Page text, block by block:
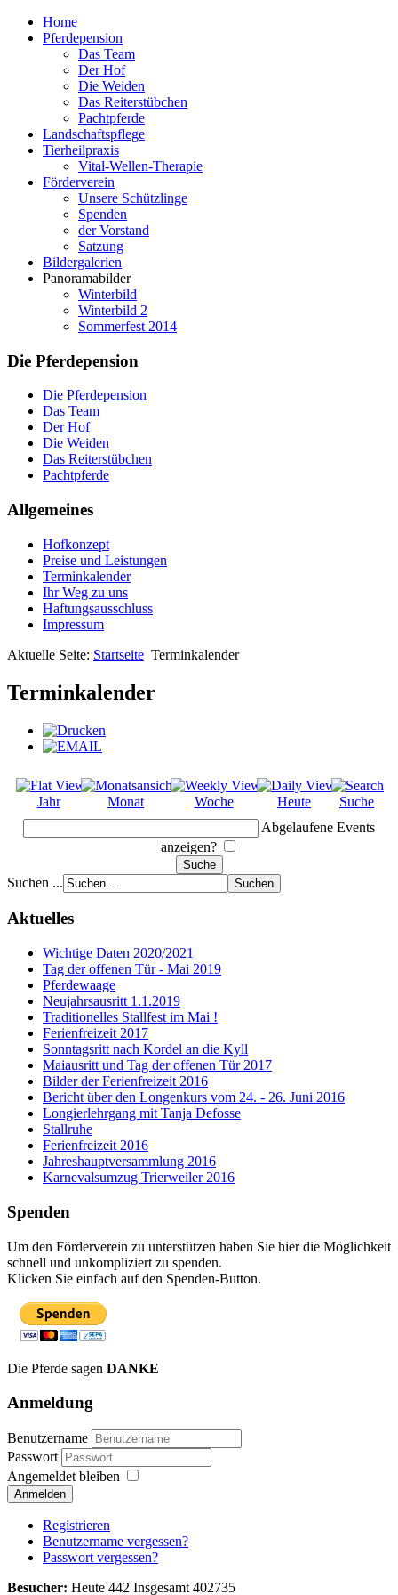
Home
Pferdepension
Das Team
Der Hof
Die Weiden
Das Reiterstübchen
Pachtpferde
Landschaftspflege
Tierheilpraxis
Vital-Wellen-Therapie
Förderverein
Unsere Schützlinge
Spenden
der Vorstand
Satzung
Bildergalerien
Panoramabilder
Winterbild
Winterbild 2
Sommerfest 2014
Die Pferdepension
Die Pferdepension
Das Team
Der Hof
Die Weiden
Das Reiterstübchen
Pachtpferde
Allgemeines
Hofkonzept
Preise und Leistungen
Terminkalender
Ihr Weg zu uns
Haftungsausschluss
Impressum
Aktuelle Seite: Startseite Terminkalender
Terminkalender
Jahr Monat Woche Heute
Suche
Abgelaufene Events
anzeigen?
Suchen ...
Aktuelles
Wichtige Daten 2020/2021
Tag der offenen Tür - Mai 2019
Pferdewaage
Neujahrsausritt 1.1.2019
Traditionelles Stallfest im Mai !
Ferienfreizeit 2017
Sonntagsritt nach Kordel an die Kyll
Maiausritt und Tag der offenen Tür 2017
Bilder der Ferienfreizeit 2016
Bericht über den Longenkurs vom 24. - 26. Juni 2016
Longierlehrgang mit Tanja Defosse
Stallruhe
Ferienfreizeit 2016
Jahreshauptversammlung 2016
Karnevalsumzug Trierweiler 2016
Spenden
Um den Förderverein zu unterstützen haben Sie hier die Möglichkeit
schnell und unkompliziert zu spenden.
Klicken Sie einfach auf den Spenden-Button.
Die Pferde sagen DANKE
Anmeldung
Benutzername
Passwort
Angemeldet bleiben
Anmelden
Registrieren
Benutzername vergessen?
Passwort vergessen?
Besucher: Heute 442 Insgesamt 402735